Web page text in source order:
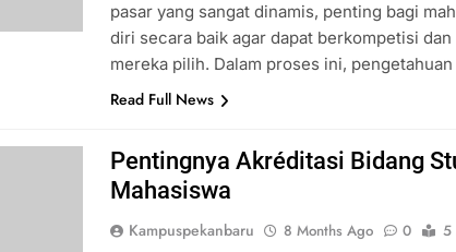
pasar yang sangat dinamis, penting bagi
diri secara baik agar dapat berkompetisi
mereka pilih. Dalam proses ini,
Read Full News
Pentingnya Akréditasi Bidang
Mahasiswa
Kampuspekanbaru 8 Months Ago 0
5